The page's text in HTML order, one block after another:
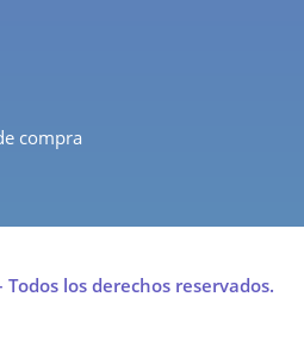
compra
los derechos reservados.